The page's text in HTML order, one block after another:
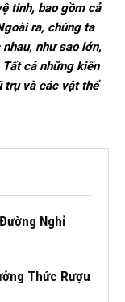
tinh, bao gồm cả
ra, chúng ta
như sao lớn,
cả những kiến
trụ và các vật thể
Nghỉ
Thức Rượu